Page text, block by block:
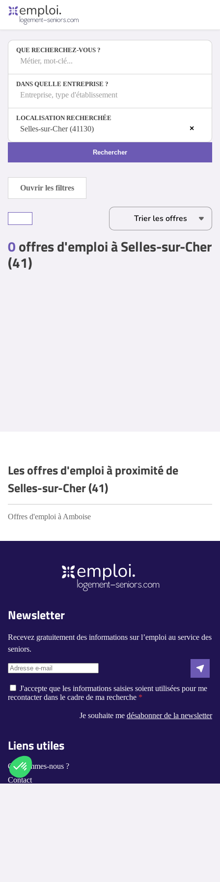
Offres d'emploi
Entreprises
Métiers
Se connecter
Espace candidat
Espace recruteur
QUE RECHERCHEZ-VOUS ?
Métier, mot-clé...
DANS QUELLE ENTREPRISE ?
Entreprise, type d'établissement
LOCALISATION RECHERCHÉE
×
Selles-sur-Cher (41130)
Rechercher
0offres d'emploi à Selles-sur-Cher
(41)
Ouvrir les filtres
Les offres d'emploi à proximité de
Selles-sur-Cher (41)
Offres d'emploi à Amboise
Newsletter
Recevez gratuitement des informations sur l’emploi au service des
seniors.
J'accepte que les informations saisies soient utilisées pour me
recontacter dans le cadre de ma recherche
Je souhaite me désabonner de la newsletter
Liens utiles
Qui sommes-nous ?
Contact